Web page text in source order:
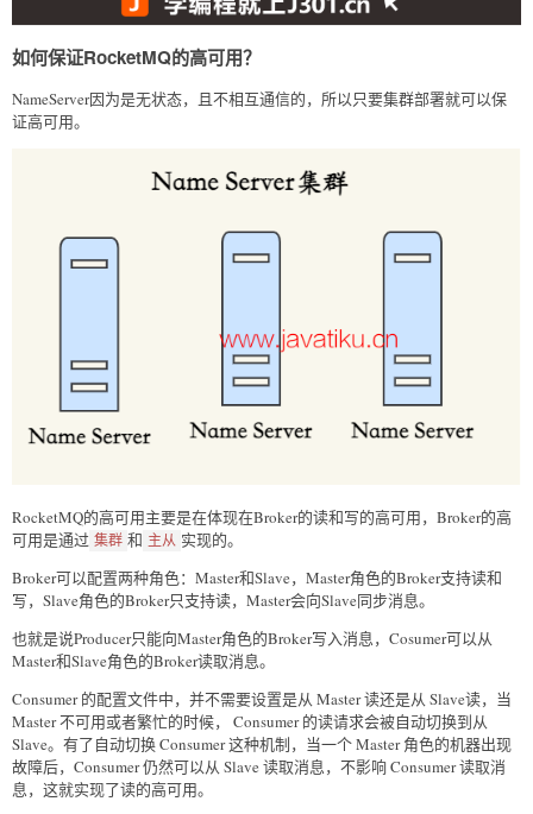
如何保证RocketMQ的高可用？
NameServer因为是无状态，且不相互通信的，所以只要集群部署就可以保
证高可用。
RocketMQ的高可用主要是在体现在Broker的读和写的高可用，Broker的高
可用是通过 集群 和 主从 实现的。
Broker可以配置两种角色：Master和Slave，Master角色的Broker支持读和
写，Slave角色的Broker只支持读，Master会向Slave同步消息。
也就是说Producer只能向Master角色的Broker写入消息，Cosumer可以从
Master和Slave角色的Broker读取消息。
Consumer 的配置文件中，并不需要设置是从 Master 读还是从 Slave读，当
Master 不可用或者繁忙的时候， Consumer 的读请求会被自动切换到从
Slave。有了自动切换 Consumer 这种机制，当一个 Master 角色的机器出现
故障后，Consumer 仍然可以从 Slave 读取消息，不影响 Consumer 读取消
息，这就实现了读的高可用。